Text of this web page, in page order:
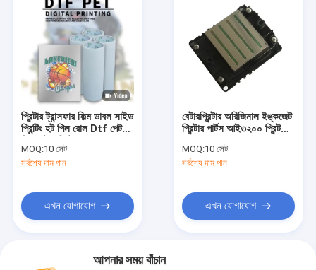
প্রিন্টার ট্রান্সফার ফিল্ম ডাবল সাইড
প্রিন্টিং হট পিল রোল Dtf পেট
MOQ:10 সেট
সর্বশেষ দাম পান
এখন যোগাযোগ
বেটারপ্রিন্টার অরিজিনাল ইঙ্কজেট
প্রিন্টার পার্টস আই৩২০০ প্রিন্ট
MOQ:10 সেট
সর্বশেষ দাম পান
এখন যোগাযোগ
আপনার সময় বাঁচান